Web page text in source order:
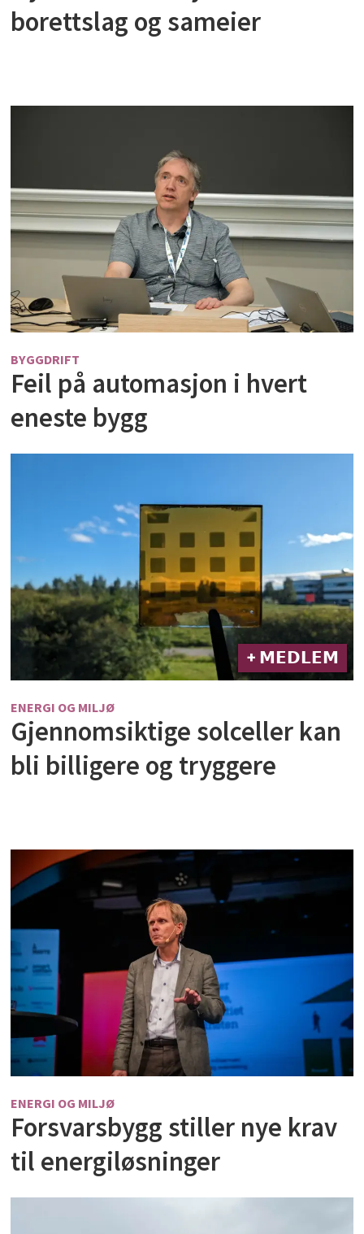
borettslag og sameier
BYGGDRIFT
Feil på automasjon i hvert
eneste bygg
+ 𝗠𝗘𝗗𝗟𝗘𝗠
ENERGI OG MILJØ
Gjennomsiktige solceller kan
bli billigere og tryggere
ENERGI OG MILJØ
Forsvarsbygg stiller nye krav
til energiløsninger